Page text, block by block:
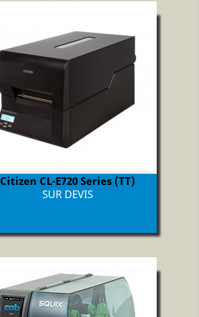
Citizen CL-E720 Series (TT)
Prix
SUR DEVIS